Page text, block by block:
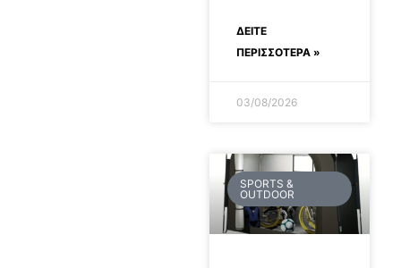
ΔΕΊΤΕ
ΠΕΡΙΣΣΟΤΕΡΑ »
03/08/2026
SPORTS &
OUTDOOR